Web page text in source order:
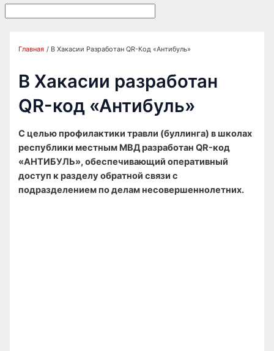
Главная В Хакасии Разработан QR-Код «Антибуль»
В Хакасии разработан
QR-код «Антибуль»
С целью профилактики травли (буллинга) в школах
республики местным МВД разработан QR-код
«АНТИБУЛЬ», обеспечивающий оперативный
доступ к разделу обратной связи с
подразделением по делам несовершеннолетних.